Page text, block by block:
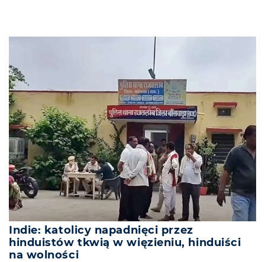
Indie: katolicy napadnięci przez
hinduistów tkwią w więzieniu, hinduiści
na wolności